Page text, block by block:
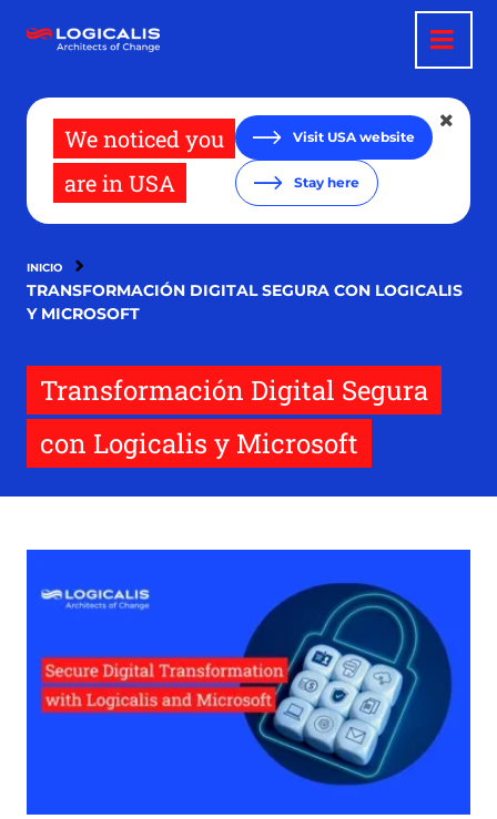
contenido
We noticed you
are in USA
Visit USA website
Stay here
INICIO
TRANSFORMACIÓN DIGITAL SEGURA CON LOGICALIS
Y MICROSOFT
Transformación Digital Segura
con Logicalis y Microsoft